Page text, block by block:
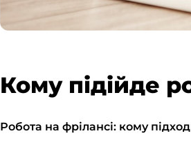
Кому підійде
Робота на фрілансі: кому